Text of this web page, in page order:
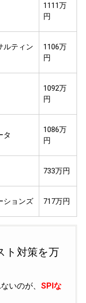
1111万
円
ルティン
1106万
円
1092万
円
タ
1086万
円
733万円
ションズ 717万円
ト対策を万
いのが、 SPIな